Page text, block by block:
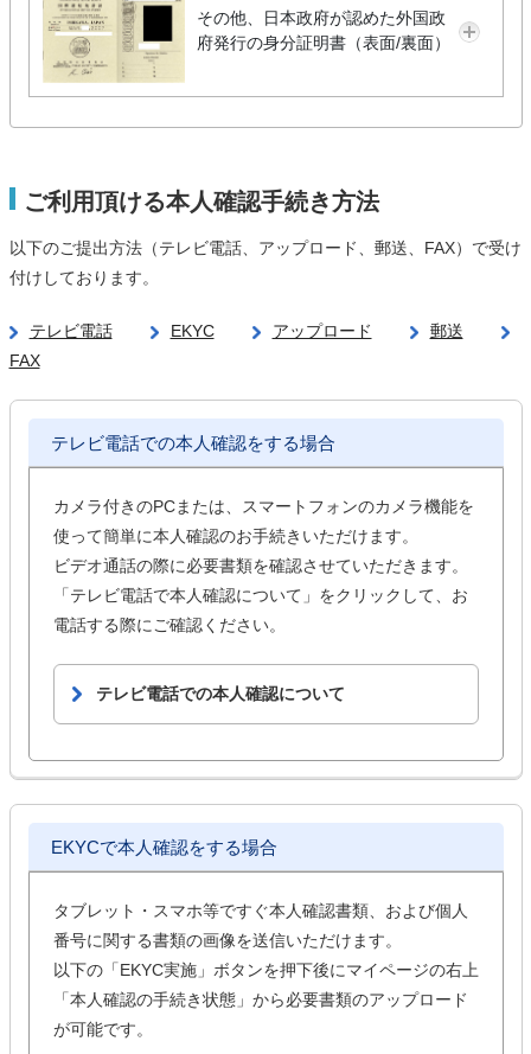
その他、日本政府が認めた外国政
府発行の身分証明書（表面/裏面）
ご利用頂ける本人確認手続き方法
以下のご提出方法（テレビ電話、アップロード、郵送、FAX）で受け
付けしております。
テレビ電話 EKYC アップロード
郵送
FAX
テレビ電話での本人確認をする場合
カメラ付きのPCまたは、スマートフォンのカメラ機能を
使って簡単に本人確認のお手続きいただけます。
ビデオ通話の際に必要書類を確認させていただきます。
「テレビ電話で本人確認について」をクリックして、お
電話する際にご確認ください。
テレビ電話での本人確認について
EKYCで本人確認をする場合
タブレット・スマホ等ですぐ本人確認書類、および個人
番号に関する書類の画像を送信いただけます。
以下の「EKYC実施」ボタンを押下後にマイページの右上
「本人確認の手続き状態」から必要書類のアップロード
が可能です。